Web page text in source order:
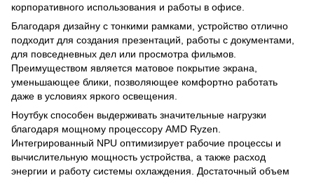
корпоративного использования и работы в офисе.
Благодаря дизайну с тонкими рамками, устройство отлично
подходит для создания презентаций, работы с документами,
для повседневных дел или просмотра фильмов.
Преимуществом является матовое покрытие экрана,
уменьшающее блики, позволяющее комфортно работать
даже в условиях яркого освещения.
Ноутбук способен выдерживать значительные нагрузки
благодаря мощному процессору AMD Ryzen.
Интегрированный NPU оптимизирует рабочие процессы и
вычислительную мощность устройства, а также расход
энергии и работу системы охлаждения. Достаточный объем